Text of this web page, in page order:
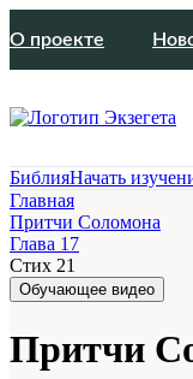
О проекте
БиблияНачать
Главная
Притчи Соломона
Глава 17
Стих 21
Обучающее видео
Притчи